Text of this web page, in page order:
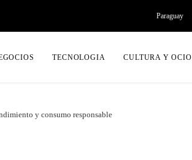
Paraguay
TECNOLOGIA CULTURA Y OCIO
y consumo responsable